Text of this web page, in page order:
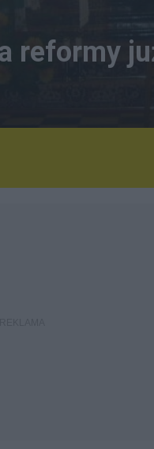
reformy